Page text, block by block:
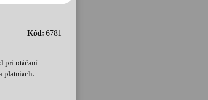
Kód: 6781
pri otáčaní
platniach.